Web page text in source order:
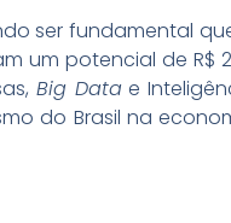
ser fundamental
um potencial de R$
Big Datae
do Brasil na